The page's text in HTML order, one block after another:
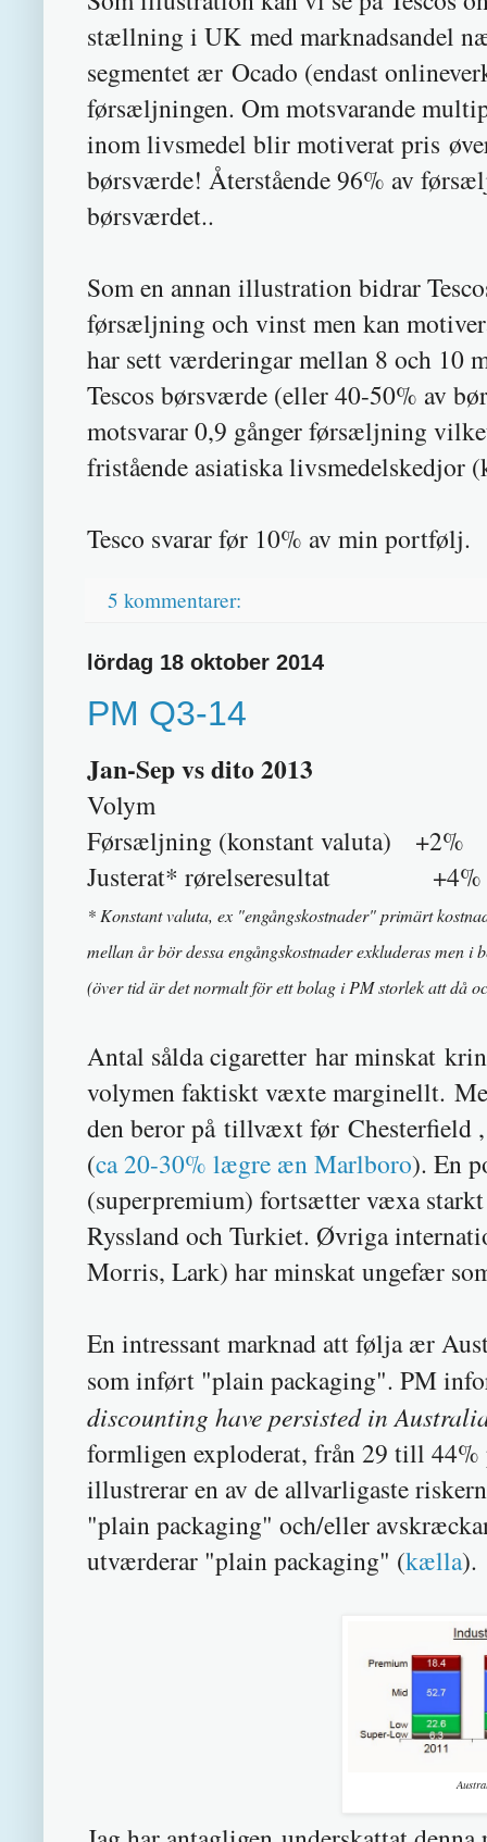
stællning i UK med marknadsandel
segmentet ær Ocado (endast
førsæljningen. Om motsvarande
inom livsmedel blir motiverat pris
børsværde! Återstående 96% av
børsværdet..
Som en annan illustration bidrar
førsæljning och vinst men kan
har sett værderingar mellan 8 och 10
Tescos børsværde (eller 40-50% av
motsvarar 0,9 gånger førsæljning
fristående asiatiska livsmedelskedjor
Tesco svarar før 10% av min portfølj.
5 kommentarer:
lördag 18 oktober 2014
PM Q3-14
Jan-Sep vs dito 2013
Volym -
Førsæljning (konstant valuta) +2%
Justerat* rørelseresultat +4%
* Konstant valuta, ex "engångskostnader" primärt
mellan år bör dessa engångskostnader exkluderas men
(över tid är det normalt för ett bolag i PM storlek att då
Antal sålda cigaretter har minskat
volymen faktiskt væxte marginellt.
den beror på tillvæxt før
(ca 20-30% lægre æn Marlboro). En
(superpremium) fortsætter væxa
Ryssland och Turkiet. Øvriga
Morris, Lark) har minskat ungefær
En intressant marknad att følja ær
som inført "plain packaging". PM
discounting have persisted in
formligen exploderat, från 29 till
illustrerar en av de allvarligaste
"plain packaging" och/eller
utværderar "plain packaging" (kælla).